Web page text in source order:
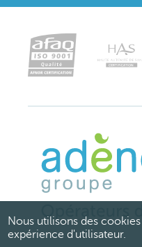
Nous utilisons des
expérience d'utilisateur.